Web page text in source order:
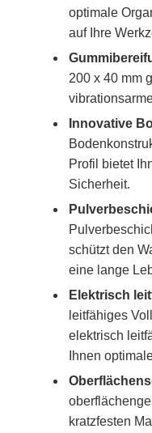
optimale
auf Ihre
200 x 40 mm
Innovative
Profil bietet
Sicherheit.
schützt den
eine lange
Elektrisch
leitfähiges
elektrisch
Ihnen
kratzfesten